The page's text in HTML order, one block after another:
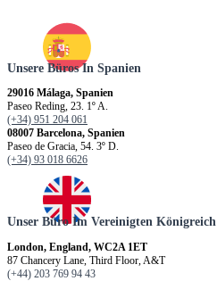
Unsere Büros In Spanien
29016 Málaga, Spanien
Paseo Reding, 23. 1º A.
(+34) 951 204 061
08007 Barcelona, Spanien
Paseo de Gracia, 54. 3º D.
(+34) 93 018 6626
Unser Büro Im Vereinigten Königreich
London, England, WC2A 1ET
87 Chancery Lane, Third Floor, A&T
(+44) 203 769 94 43